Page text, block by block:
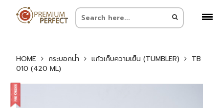
HOME กระบอกน้ำ แก้วเก็บความเย็น (TUMBLER)
TB
010 (420 ML)